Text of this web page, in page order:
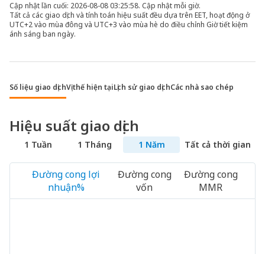
Cập nhật lần cuối: 2026-08-08 03:25:58. Cập nhật mỗi giờ.
Tất cả các giao dịch và tính toán hiệu suất đều dựa trên EET, hoạt động ở
UTC+2 vào mùa đông và UTC+3 vào mùa hè do điều chỉnh Giờ tiết kiệm
ánh sáng ban ngày.
Số liệu giao dịchVị thế hiện tạiLịch sử giao dịchCác nhà sao chép
Hiệu suất giao dịch
1 Tuần 1 Tháng 1 Năm Tất cả thời gian
Đường cong lợi
nhuận%
Đường cong
vốn
Đường cong
MMR